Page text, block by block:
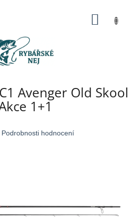
Avenger Old Skool
1+1
Podrobnosti hodnocení